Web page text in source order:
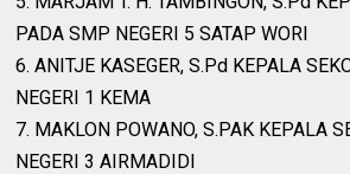
PADA SMP NEGERI 5 SATAP WORI
6. ANITJE KASEGER, S.Pd KEPALA
NEGERI 1 KEMA
7. MAKLON POWANO, S.PAK KEPALA
NEGERI 3 AIRMADIDI